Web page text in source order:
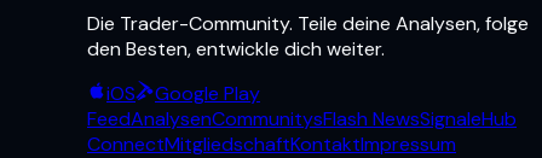
Die Trader-Community. Teile deine Analysen, folge
den Besten, entwickle dich weiter.
iOS
Google Play
FeedAnalysenCommunitysFlash NewsSignaleHub
ConnectMitgliedschaftKontaktImpressum